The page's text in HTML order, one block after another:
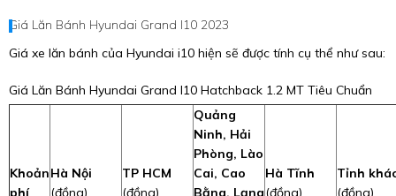
Giá Lăn Bánh Hyundai Grand I10 2023
Giá xe lăn bánh của Hyundai i10 hiện sẽ được tính cụ thể như sau:
Giá Lăn Bánh Hyundai Grand I10 Hatchback 1.2 MT Tiêu Chuẩn
Khoản
phí
Hà Nội
(đồng)
TP HCM
(đồng)
Quảng
Ninh, Hải
Phòng, Lào
Cai, Cao
Bằng, Lạng
Hà Tĩnh
(đồng)
Tỉnh
(đồng)